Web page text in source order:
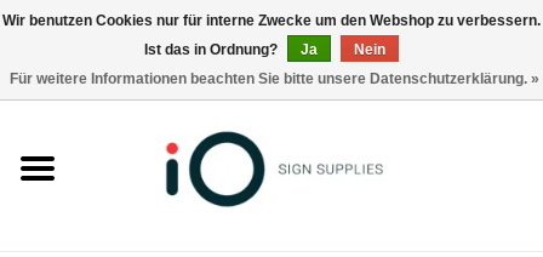
Marken
Wir benutzen Cookies nur für interne Zwecke um den Webshop zu verbessern.
Ist das in Ordnung?
Ja
Nein
Für weitere Informationen beachten Sie bitte unsere Datenschutzerklärung. »